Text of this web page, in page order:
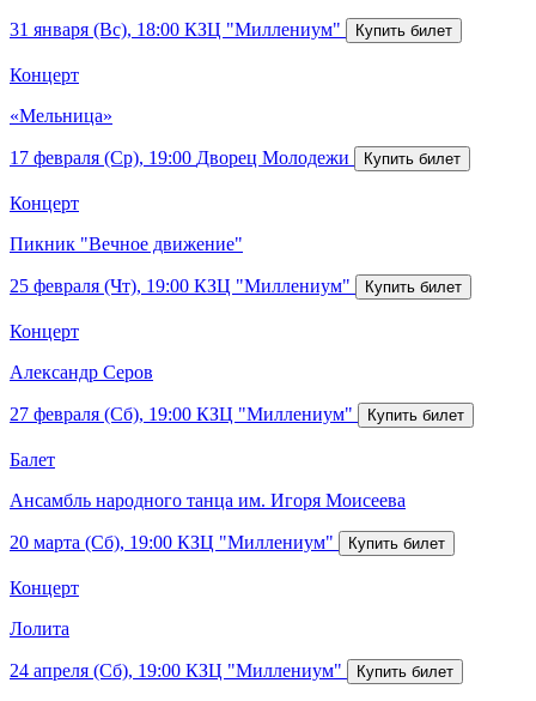
31 января (Вс), 18:00 КЗЦ "Миллениум"
Концерт
«Мельница»
17 февраля (Ср), 19:00 Дворец Молодежи
Концерт
Пикник "Вечное движение"
25 февраля (Чт), 19:00 КЗЦ "Миллениум"
Концерт
Александр Серов
27 февраля (Сб), 19:00 КЗЦ "Миллениум"
Балет
Ансамбль народного танца им. Игоря Моисеева
20 марта (Сб), 19:00 КЗЦ "Миллениум"
Концерт
Лолита
24 апреля (Сб), 19:00 КЗЦ "Миллениум"